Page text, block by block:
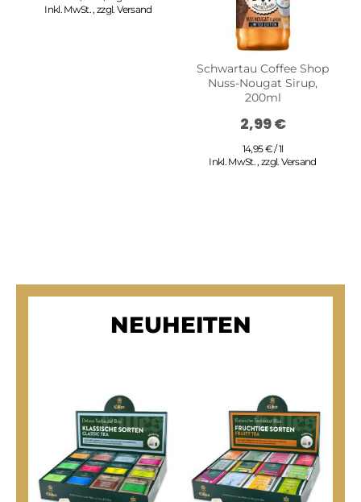
Inkl. MwSt. ,zzgl.Versand
Schwartau Coffee Shop
Nuss-Nougat Sirup,
200ml
2,99 €
14,95 € / 1l
Inkl. MwSt. ,zzgl.Versand
NEUHEITEN